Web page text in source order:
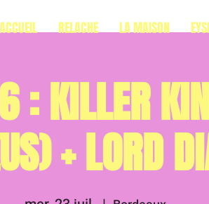
ACCUEIL RELACHE LA MAISON
: KILLER
+ LORD